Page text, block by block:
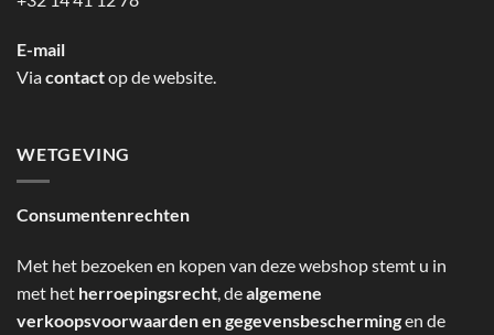
E-mail
Viacontactop de website.
WETGEVING
Consumentenrechten
Met het bezoeken en kopen van deze webshop stemt u in
met het herroepingsrecht , dealgemene
verkoopsvoorwaarden en gegevensbeschermingen de